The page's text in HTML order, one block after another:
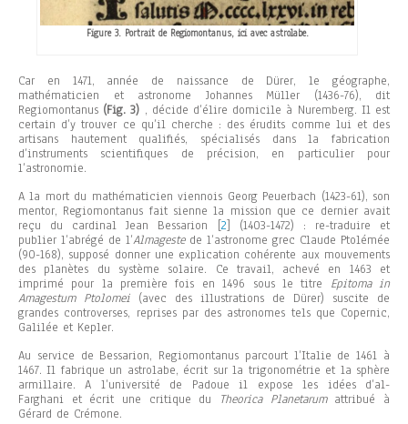
Figure 3. Portrait de Regiomontanus, ici avec astrolabe.
Car en 1471, année de naissance de Dürer, le géographe,
mathématicien et astronome Johannes Müller (1436-76), dit
Regiomontanus (Fig. 3) , décide d’élire domicile à Nuremberg. Il est
certain d’y trouver ce qu’il cherche : des érudits comme lui et des
artisans hautement qualifiés, spécialisés dans la fabrication
d’instruments scientifiques de précision, en particulier pour
l’astronomie.
A la mort du mathématicien viennois Georg Peuerbach (1423-61), son
mentor, Regiomontanus fait sienne la mission que ce dernier avait
reçu du cardinal Jean Bessarion
[2] (1403-1472) : re-traduire et
publier l’abrégé de l’Almagestede l’astronome grec Claude Ptolémée
(90-168), supposé donner une explication cohérente aux mouvements
des planètes du système solaire. Ce travail, achevé en 1463 et
imprimé pour la première fois en 1496 sous le titre Epitoma in
Amagestum Ptolomei (avec des illustrations de Dürer) suscite de
grandes controverses, reprises par des astronomes tels que Copernic,
Galilée et Kepler.
Au service de Bessarion, Regiomontanus parcourt l’Italie de 1461 à
1467. Il fabrique un astrolabe, écrit sur la trigonométrie et la sphère
armillaire. A l’université de Padoue il expose les idées d’al-
Farghani et écrit une critique du
Theorica Planetarumattribué à
Gérard de Crémone.